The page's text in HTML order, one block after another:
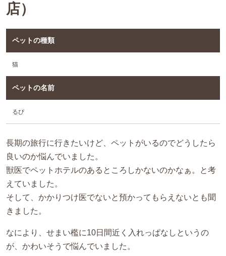
店）
ペットの種類
猫
ペットの名前
るぴ
長期の旅行に行きたいけど、ペットがいるのでどうしたら
良いのか悩んでいました。
獣医でペットホテルのあるところしかないのかなぁ。と考
えていました。
そして、かかりつけ医でないと預かってもらえないとも聞
きました。
なにより、せまい檻に10日間近く入れっぱなしというの
が、かわいそうで悩んでいました。